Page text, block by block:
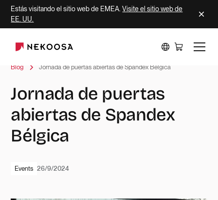
Estás visitando el sitio web de EMEA.Visite el sitio web de
EE. UU.
Blog Jornada de puertas abiertas de Spandex Bélgica
Jornada de puertas
abiertas de Spandex
Bélgica
Events 26/9/2024